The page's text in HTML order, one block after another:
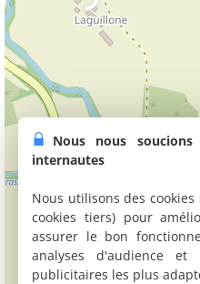
Nous nous
internautes
Nous utilisons des
cookies tiers) pour
assurer le bon
analyses d'audience
publicitaires les plus